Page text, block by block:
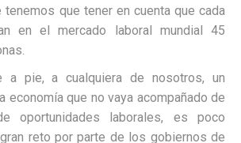
tenemos que tener en cuenta que cada
en el mercado laboral mundial 45
a pie, a cualquiera de nosotros, un
economía que no vaya acompañado de
oportunidades laborales, es poco
reto por parte de los gobiernos de